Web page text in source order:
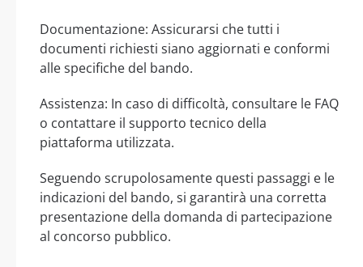
Documentazione: Assicurarsi che tutti i
documenti richiesti siano aggiornati e conformi
alle specifiche del bando.
Assistenza: In caso di difficoltà, consultare le FAQ
o contattare il supporto tecnico della
piattaforma utilizzata.
Seguendo scrupolosamente questi passaggi e le
indicazioni del bando, si garantirà una corretta
presentazione della domanda di partecipazione
al concorso pubblico.